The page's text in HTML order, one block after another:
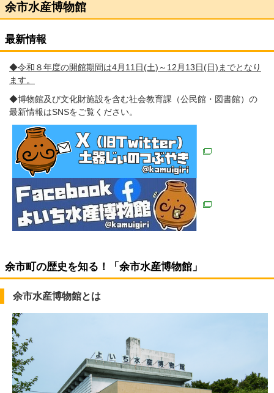
余市水産博物館
最新情報
◆令和８年度の開館期間は4月11日(土)～12月13日(日)までとなり
ます。
◆博物館及び文化財施設を含む社会教育課（公民館・図書館）の
最新情報はSNSをご覧ください。
余市町の歴史を知る！「余市水産博物館」
余市水産博物館とは